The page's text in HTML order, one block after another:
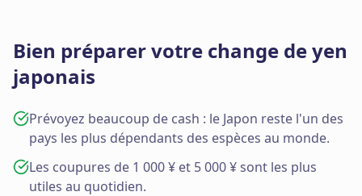
Bien préparer votre change de yen
japonais
Prévoyez beaucoup de cash : le Japon reste l'un des
pays les plus dépendants des espèces au monde.
Les coupures de 1 000 ¥ et 5 000 ¥ sont les plus
utiles au quotidien.